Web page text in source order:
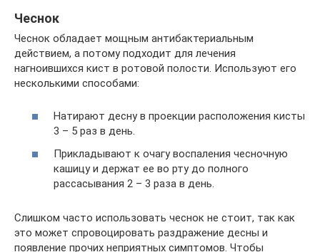
Чеснок
Чеснок обладает мощным антибактериальным
действием, а потому подходит для лечения
нагноившихся кист в ротовой полости. Используют его
несколькими способами:
Натирают десну в проекции расположения кисты
3 – 5 раз в день.
Прикладывают к очагу воспаления чесночную
кашицу и держат ее во рту до полного
рассасывания 2 – 3 раза в день.
Слишком часто использовать чеснок не стоит, так как
это может спровоцировать раздражение десны и
появление прочих неприятных симптомов. Чтобы